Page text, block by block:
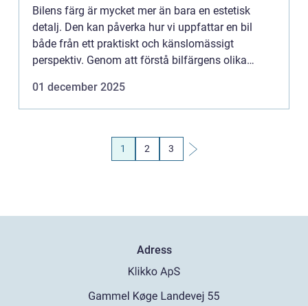
Bilens färg är mycket mer än bara en estetisk
detalj. Den kan påverka hur vi uppfattar en bil
både från ett praktiskt och känslomässigt
perspektiv. Genom att förstå bilfärgens olika
01 december 2025
1 2 3
Adress